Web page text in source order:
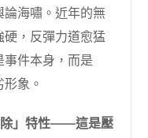
海嘯。近年的無
，反彈力道愈猛
件本身，而是
象。
除」特性——這是壓